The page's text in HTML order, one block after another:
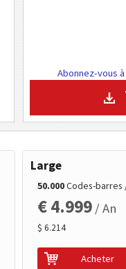
Abonnez-vous
Large
50.000Codes-barres
€ 4.999 / An
$ 6.214
Acheter